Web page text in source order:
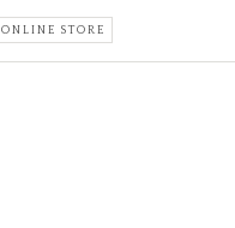
ONLINE STORE